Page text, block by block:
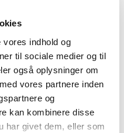
indhold og
til sociale medier og til
også oplysninger om
vores partnere inden
og
kan kombinere disse
har givet dem, eller som
sandhed indeholder. Ved,
falsk hovmod, fortræd,
usandfærdighed og
er andet end som
de usleste væsner. Jeres
I er som vegetationen,
grøn, eller som mørtlen